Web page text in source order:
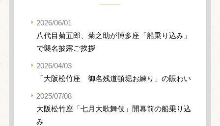
2026/06/01
八代目菊五郎、菊之助が博多座「船乗り込み」
で襲名披露ご挨拶
2026/04/03
「大阪松竹座 御名残道頓堀お練り」の賑わい
2025/07/08
大阪松竹座「七月大歌舞伎」開幕前の船乗り込
み